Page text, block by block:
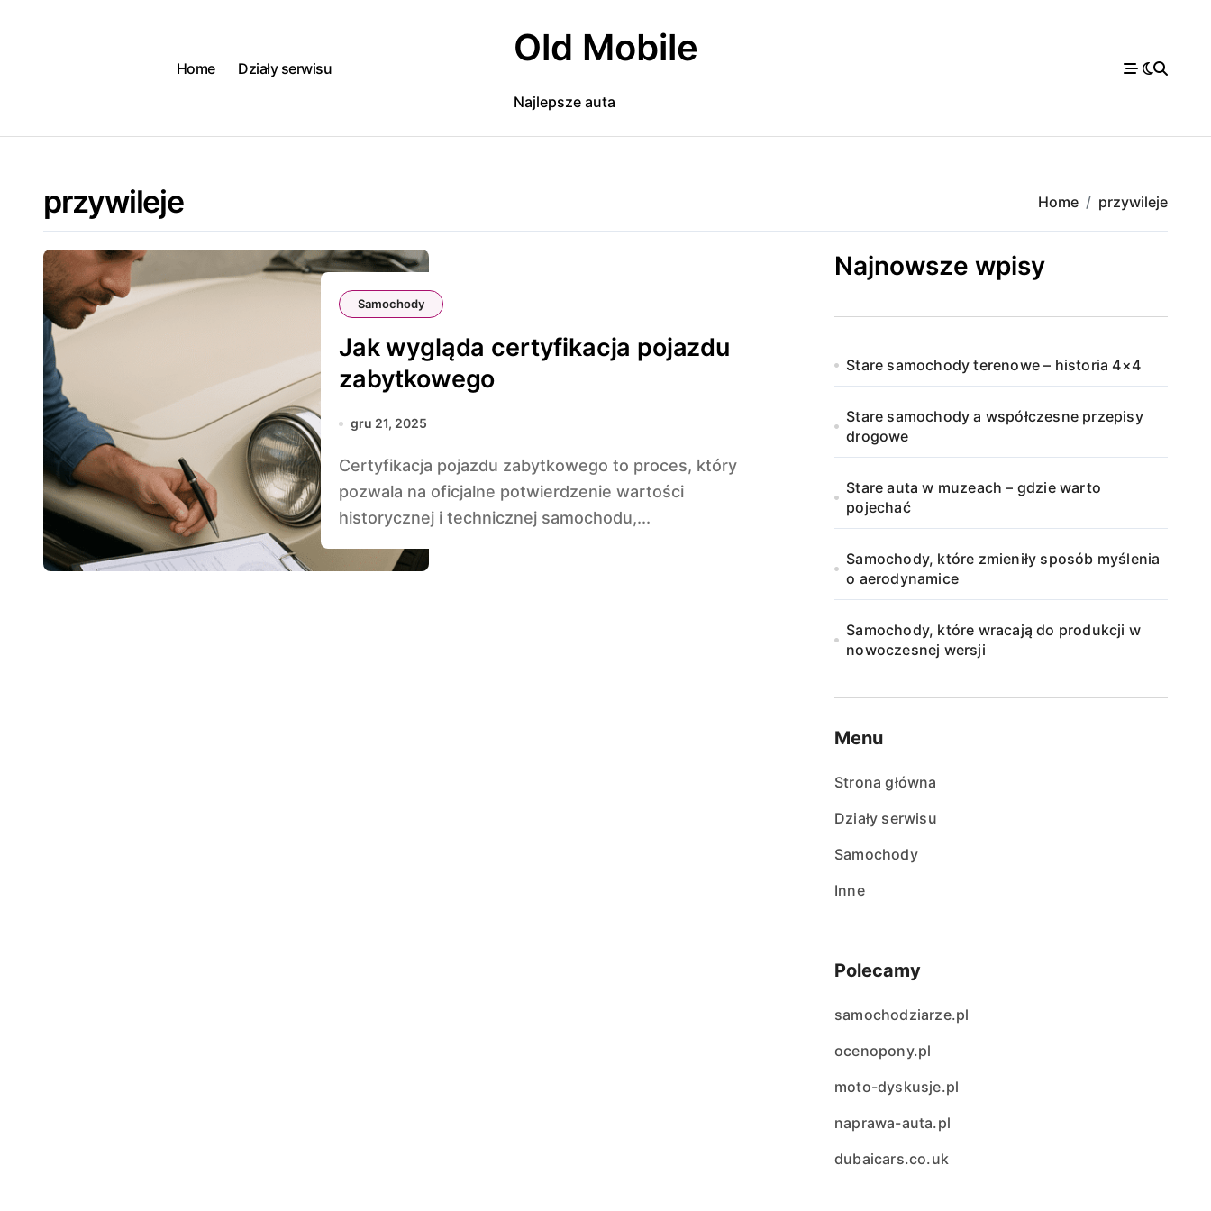
Home
Działy serwisu Old Mobile
Najlepsze auta
przywileje Home przywileje
Samochody
Jak wygląda certyfikacja pojazdu
zabytkowego
gru 21, 2025
Certyfikacja pojazdu zabytkowego to proces, który
pozwala na oficjalne potwierdzenie wartości
historycznej i technicznej samochodu,...
Najnowsze wpisy
Stare samochody terenowe – historia 4×4
Stare samochody a współczesne przepisy
drogowe
Stare auta w muzeach – gdzie warto
pojechać
Samochody, które zmieniły sposób myślenia
o aerodynamice
Samochody, które wracają do produkcji w
nowoczesnej wersji
Menu
Strona główna
Działy serwisu
Samochody
Inne
Polecamy
samochodziarze.pl
ocenopony.pl
moto-dyskusje.pl
naprawa-auta.pl
dubaicars.co.uk